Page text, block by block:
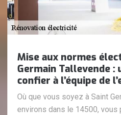
Mise aux normes
Germain Tallevende :
confier à l’équipe de
Où que vous soyez à Saint
environs dans le 14500, vous